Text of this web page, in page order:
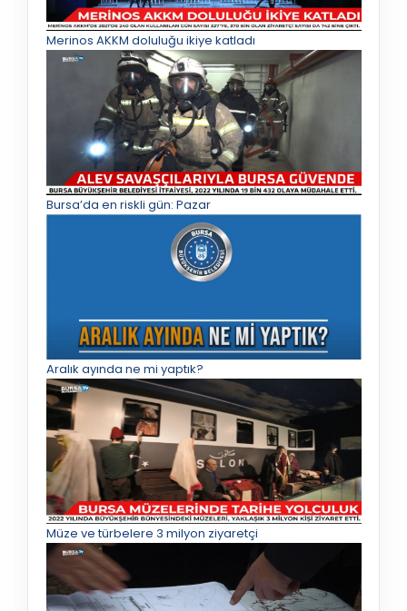
Merinos AKKM doluluğu ikiye katladı
Bursa’da en riskli gün: Pazar
Aralık ayında ne mi yaptık?
Müze ve türbelere 3 milyon ziyaretçi